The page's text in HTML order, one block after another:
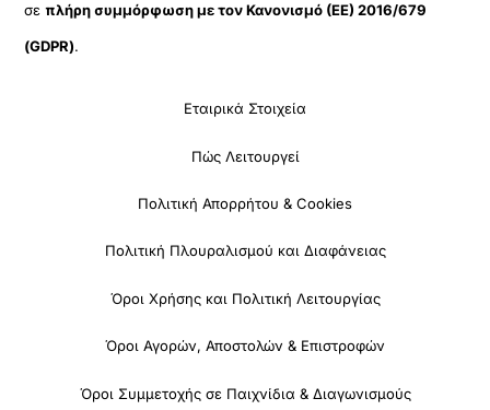
σεπλήρη συμμόρφωση με τον Κανονισμό (ΕΕ) 2016/679
(GDPR).
Εταιρικά Στοιχεία
Πώς Λειτουργεί
Πολιτική Απορρήτου & Cookies
Πολιτική Πλουραλισμού και Διαφάνειας
Όροι Χρήσης και Πολιτική Λειτουργίας
Όροι Αγορών, Αποστολών & Επιστροφών
Όροι Συμμετοχής σε Παιχνίδια & Διαγωνισμούς